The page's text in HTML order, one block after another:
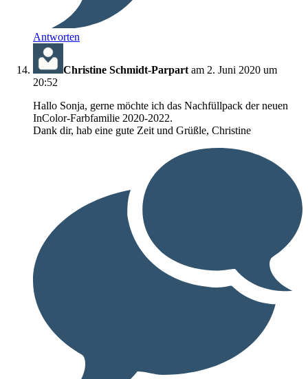
Antworten
Christine Schmidt-Parpart am 2. Juni 2020 um
20:52
Hallo Sonja, gerne möchte ich das Nachfüllpack der neuen
InColor-Farbfamilie 2020-2022.
Dank dir, hab eine gute Zeit und Grüßle, Christine